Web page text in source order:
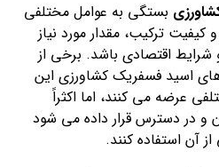
بستگی به عوامل مختلفی
ترکیب، مقدار مورد نیاز
شرایط اقتصادی باشد. برخی از
اسید فسفریک کشاورزی این
عرضه می کنند، اما اکثراً
و در دسترس قرار داده می شود
از آن استفاده کنند.